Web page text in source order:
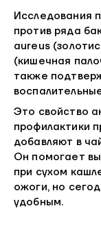
Исследования
против ряда
aureus
(кишечная
также
Это свойство
профилактики
добавляют в
Он помогает
при сухом
ожоги, но
удобным.